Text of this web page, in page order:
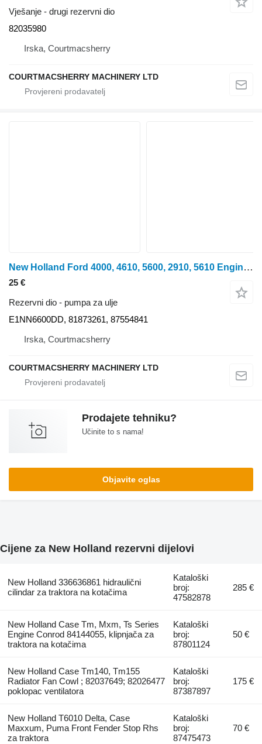
Vješanje - drugi rezervni dio
82035980
Irska, Courtmacsherry
COURTMACSHERRY MACHINERY LTD
New Holland Ford 4000, 4610, 5600, 2910, 5610 Engines Engine Oil Pump E1nn66 E1NN6600DD pumpa za ulje za traktora na kotačima
25 €
Rezervni dio - pumpa za ulje
E1NN6600DD, 81873261, 87554841
Irska, Courtmacsherry
COURTMACSHERRY MACHINERY LTD
Prodajete tehniku?
Učinite to s nama!
Objavite oglas
Cijene za New Holland rezervni dijelovi
New Holland 336636861 hidraulični
cilindar za traktora na kotačima
Kataloški
broj:
47582878
285 €
New Holland Case Tm, Mxm, Ts Series
Engine Conrod 84144055, klipnjača za
traktora na kotačima
Kataloški
broj:
87801124
50 €
New Holland Case Tm140, Tm155
Radiator Fan Cowl ; 82037649; 82026477
poklopac ventilatora
Kataloški
broj:
87387897
175 €
New Holland T6010 Delta, Case
Maxxum, Puma Front Fender Stop Rhs
za traktora
Kataloški
broj:
87475473
70 €